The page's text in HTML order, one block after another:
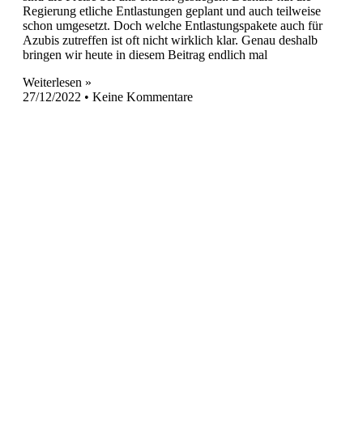
Regierung etliche Entlastungen geplant und auch teilweise
schon umgesetzt. Doch welche Entlastungspakete auch für
Azubis zutreffen ist oft nicht wirklich klar. Genau deshalb
bringen wir heute in diesem Beitrag endlich mal
Weiterlesen »
27/12/2022
Keine Kommentare